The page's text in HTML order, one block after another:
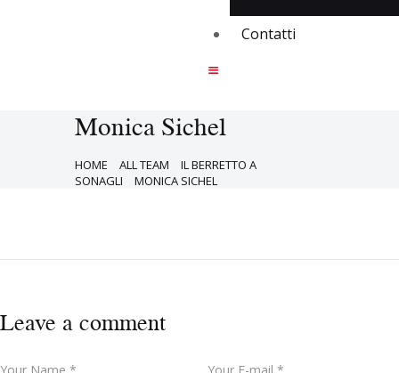
Contatti
Monica Sichel
HOME ALL TEAM
IL BERRETTO A
SONAGLI
MONICA SICHEL
Leave a comment